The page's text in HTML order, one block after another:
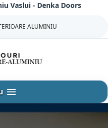
Vaslui - Denka Doors
ALUMINIU